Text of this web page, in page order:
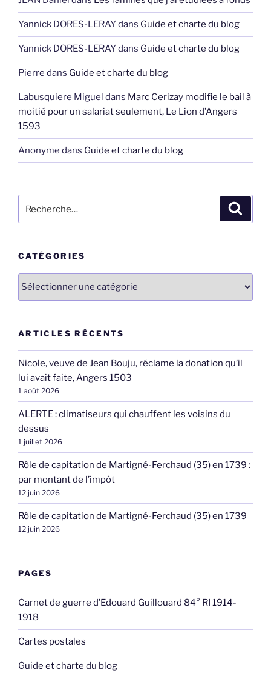
Yannick DORES-LERAYdans Guide et charte du blog
Yannick DORES-LERAYdans Guide et charte du blog
Pierre dans Guide et charte du blog
Labusquiere Miguel dans Marc Cerizay modifie le bail à
moitié pour un salariat seulement, Le Lion d’Angers
1593
Anonyme dans Guide et charte du blog
pour
CATÉGORIES
Catégories
ARTICLES RÉCENTS
Nicole, veuve de Jean Bouju, réclame la donation qu’il
lui avait faite, Angers 1503
1 août 2026
ALERTE : climatiseurs qui chauffent les voisins du
dessus
1 juillet 2026
Rôle de capitation de Martigné-Ferchaud (35) en 1739 :
par montant de l’impôt
12 juin 2026
Rôle de capitation de Martigné-Ferchaud (35) en 1739
12 juin 2026
PAGES
Carnet de guerre d’Edouard Guillouard 84° RI 1914-
1918
Cartes postales
Guide et charte du blog